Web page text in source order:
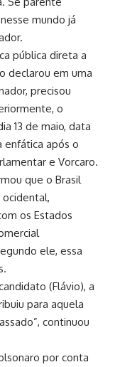
mundo já
pública direta a
declarou em uma
precisou
o
13 de maio, data
enfática após o
e Vorcaro.
que o Brasil
os Estados
ele, essa
(Flávio), a
para aquela
continuou
por conta